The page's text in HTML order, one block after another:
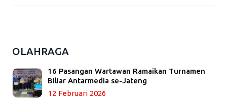
OLAHRAGA
16 Pasangan Wartawan Ramaikan Turnamen
Biliar Antarmedia se-Jateng
12 Februari 2026